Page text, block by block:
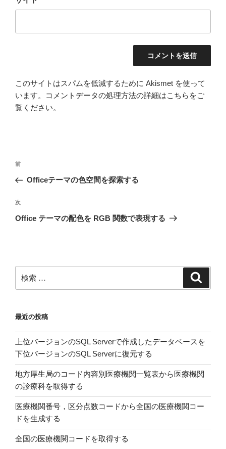
このサイトはスパムを低減するために Akismet を使って
います。
コメントデータの処理方法の詳細はこちらをご
覧ください。
投
ナ
ビ
ゲ
ン
過
去
投
前
Officeテーマの色空間を探索する
次
の
次
Office テーマの配色を RGB 関数で表現する
索:
最近の投稿
上位バージョンのSQL Serverで作成したデータベースを
下位バージョンのSQL Serverに復元する
地方厚生局のコード内容別医療機関一覧表から医療機関
の診療科を取得する
医療機関番号，区分点数コードから全国の医療機関コー
ドを生成する
全国の医療機関コードを取得する